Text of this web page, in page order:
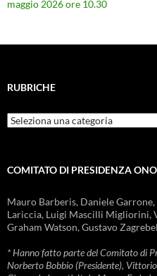
maggio 2026 ore 10.30
RUBRICHE
Rubriche
COMITATO DI PRESIDENZA
Mauro Barberis, Daniele
Lariccia, Luigi Mascilli Migliorini,
Graham Watson, Gustavo
* Hanno fatto parte del Comitato di
Norberto Bobbio (Presidente),